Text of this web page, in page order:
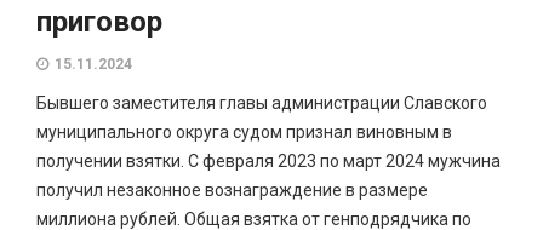
приговор
15.11.2024
Бывшего заместителя главы администрации Славского
муниципального округа судом признал виновным в
получении взятки. С февраля 2023 по март 2024 мужчина
получил незаконное вознаграждение в размере
миллиона рублей. Общая взятка от генподрядчика по